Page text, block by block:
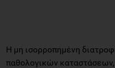
Η μη ισορροπημένη
παθολογικών